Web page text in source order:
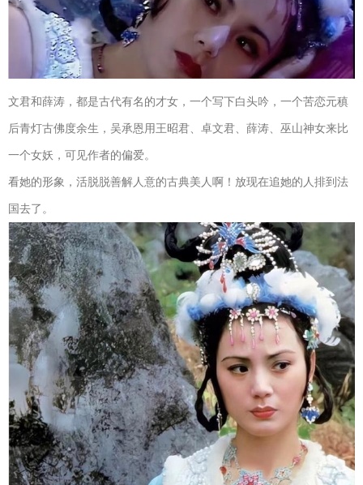
文君和薛涛，都是古代有名的才女，一个写下白头吟，一个苦恋元稹
后青灯古佛度余生，吴承恩用王昭君、卓文君、薛涛、巫山神女来比
一个女妖，可见作者的偏爱。
看她的形象，活脱脱善解人意的古典美人啊！放现在追她的人排到法
国去了。